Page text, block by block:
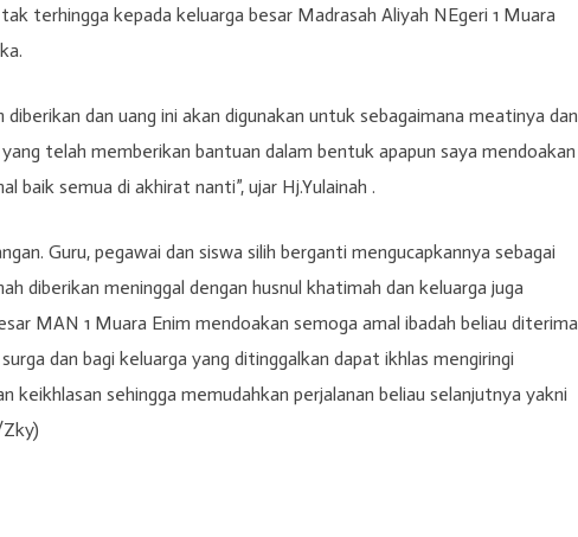
terhingga kepada keluarga besar Madrasah Aliyah NEgeri 1 Muara
dan uang ini akan digunakan untuk sebagaimana meatinya dan
telah memberikan bantuan dalam bentuk apapun saya mendoakan
baik semua di akhirat nanti”, ujar Hj.Yulainah .
Guru, pegawai dan siswa silih berganti mengucapkannya sebagai
diberikan meninggal dengan husnul khatimah dan keluarga juga
MAN 1 Muara Enim mendoakan semoga amal ibadah beliau diterima
dan bagi keluarga yang ditinggalkan dapat ikhlas mengiringi
keikhlasan sehingga memudahkan perjalanan beliau selanjutnya yakni